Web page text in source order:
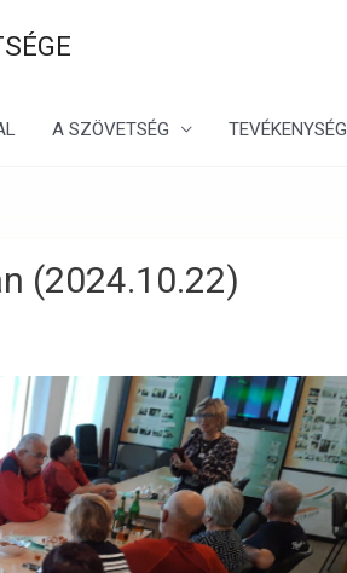
A SZÖVETSÉG TEVÉKENYSÉG
(2024.10.22)